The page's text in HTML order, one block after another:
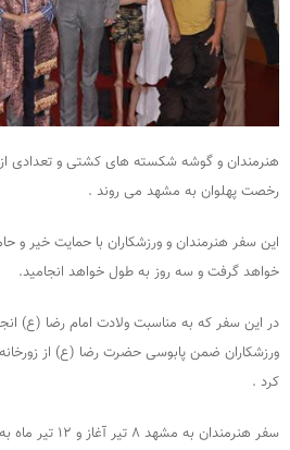
هنرمندان و گوشه شکسته های کشتی و تعدادی از
رخصت پهلوان به مشهد می روند .
این سفر هنرمندان و ورزشکاران با حمایت خیر و
خواهد گرفت و سه روز به طول خواهد انجامید.
در این سفر که به مناسبت ولادت امام رضا (ع)
ورزشکاران ضمن پابوسی حضرت رضا (ع) از
کرد .
سفر هنرمندان به